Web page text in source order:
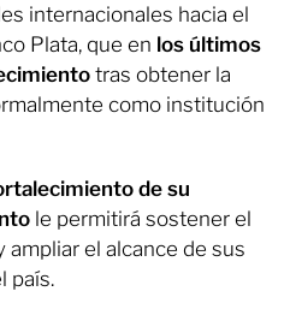
internacionales hacia el
Plata, que en los últimos
tras obtener la
como institución
de su
le permitirá sostener el
el alcance de sus
país.